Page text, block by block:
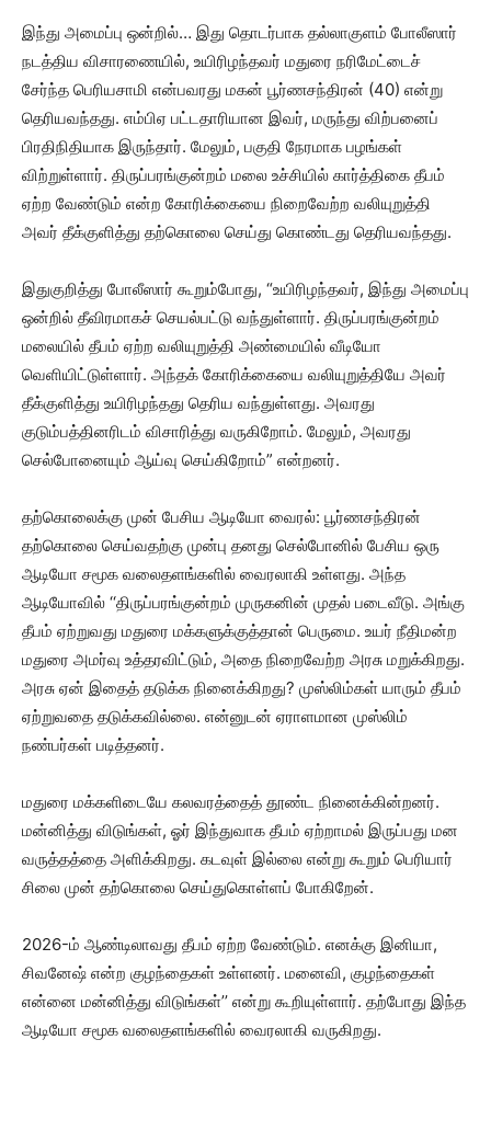
இந்து அமைப்பு ஒன்றில்… இது தொடர்பாக தல்லாகுளம் போலீஸார்
நடத்திய விசாரணையில், உயிரிழந்தவர் மதுரை நரிமேட்டைச்
சேர்ந்த பெரியசாமி என்பவரது மகன் பூர்ணசந்திரன் (40) என்று
தெரியவந்தது. எம்பிஏ பட்டதாரியான இவர், மருந்து விற்பனைப்
பிரதிநிதியாக இருந்தார். மேலும், பகுதி நேரமாக பழங்கள்
விற்றுள்ளார். திருப்பரங்குன்றம் மலை உச்சியில் கார்த்திகை தீபம்
ஏற்ற வேண்டும் என்ற கோரிக்கையை நிறைவேற்ற வலியுறுத்தி
அவர் தீக்குளித்து தற்கொலை செய்து கொண்டது தெரியவந்தது.
இதுகுறித்து போலீஸார் கூறும்போது, “உயிரிழந்தவர், இந்து அமைப்பு
ஒன்றில் தீவிரமாகச் செயல்பட்டு வந்துள்ளார். திருப்பரங்குன்றம்
மலையில் தீபம் ஏற்ற வலியுறுத்தி அண்மையில் வீடியோ
வெளியிட்டுள்ளார். அந்தக் கோரிக்கையை வலியுறுத்தியே அவர்
தீக்குளித்து உயிரிழந்தது தெரிய வந்துள்ளது. அவரது
குடும்பத்தினரிடம் விசாரித்து வருகிறோம். மேலும், அவரது
செல்போனையும் ஆய்வு செய்கிறோம்” என்றனர்.
தற்கொலைக்கு முன் பேசிய ஆடியோ வைரல்: பூர்ணசந்திரன்
தற்கொலை செய்வதற்கு முன்பு தனது செல்போனில் பேசிய ஒரு
ஆடியோ சமூக வலைதளங்களில் வைரலாகி உள்ளது. அந்த
ஆடியோவில் ‘‘திருப்பரங்குன்றம் முருகனின் முதல் படைவீடு. அங்கு
தீபம் ஏற்றுவது மதுரை மக்களுக்குத்தான் பெருமை. உயர் நீதிமன்ற
மதுரை அமர்வு உத்தரவிட்டும், அதை நிறைவேற்ற அரசு மறுக்கிறது.
அரசு ஏன் இதைத் தடுக்க நினைக்கிறது? முஸ்லிம்கள் யாரும் தீபம்
ஏற்றுவதை தடுக்கவில்லை. என்னுடன் ஏராளமான முஸ்லிம்
நண்பர்கள் படித்தனர்.
மதுரை மக்களிடையே கலவரத்தைத் தூண்ட நினைக்கின்றனர்.
மன்னித்து விடுங்கள், ஓர் இந்துவாக தீபம் ஏற்றாமல் இருப்பது மன
வருத்தத்தை அளிக்கிறது. கடவுள் இல்லை என்று கூறும் பெரியார்
சிலை முன் தற்கொலை செய்துகொள்ளப் போகிறேன்.
2026-ம் ஆண்டிலாவது தீபம் ஏற்ற வேண்டும். எனக்கு இனியா,
சிவனேஷ் என்ற குழந்தைகள் உள்ளனர். மனைவி, குழந்தைகள்
என்னை மன்னித்து விடுங்கள்’’ என்று கூறியுள்ளார். தற்போது இந்த
ஆடியோ சமூக வலைதளங்களில் வைரலாகி வருகிறது.